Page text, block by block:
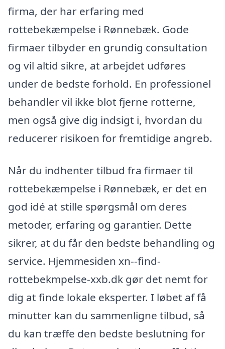
firma, der har erfaring med
rottebekæmpelse i Rønnebæk. Gode
firmaer tilbyder en grundig consultation
og vil altid sikre, at arbejdet udføres
under de bedste forhold. En professionel
behandler vil ikke blot fjerne rotterne,
men også give dig indsigt i, hvordan du
reducerer risikoen for fremtidige angreb.
Når du indhenter tilbud fra firmaer til
rottebekæmpelse i Rønnebæk, er det en
god idé at stille spørgsmål om deres
metoder, erfaring og garantier. Dette
sikrer, at du får den bedste behandling og
service. Hjemmesiden xn--find-
rottebekmpelse-xxb.dk gør det nemt for
dig at finde lokale eksperter. I løbet af få
minutter kan du sammenligne tilbud, så
du kan træffe den bedste beslutning for